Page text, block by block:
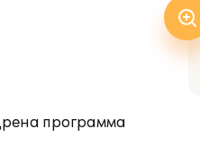
программа